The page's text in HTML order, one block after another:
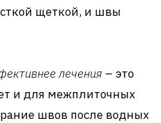
щеткой, и швы
лечения – это
и для межплиточных
швов после водных